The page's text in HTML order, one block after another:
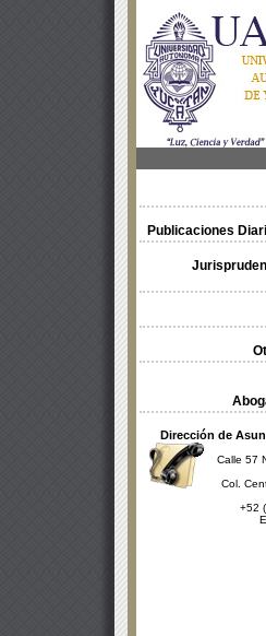
Publicaciones
Dirección de
Calle 57
Col.
+52